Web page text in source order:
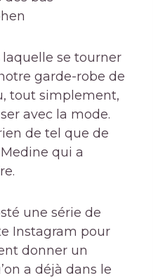
laquelle se tourner
garde-robe de
tout simplement,
avec la mode.
de tel que de
qui a
une série de
Instagram pour
donner un
a déjà dans le